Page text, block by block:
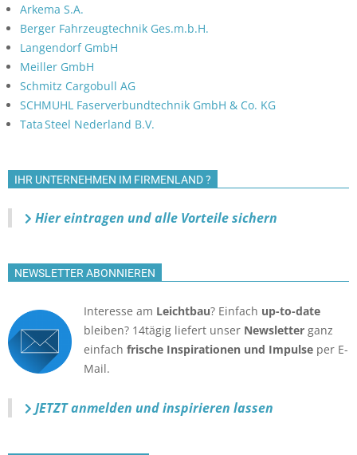
Arkema S.A.
Berger Fahrzeugtechnik Ges.m.b.H.
Langendorf GmbH
Meiller GmbH
Schmitz Cargobull AG
SCHMUHL Faserverbundtechnik GmbH & Co. KG
Tata Steel Nederland B.V.
IHR UNTERNEHMEN IM FIRMENLAND ?
Hier eintragen und alle Vorteile sichern
NEWSLETTER ABONNIEREN
Interesse am Leichtbau? Einfach up-to-date
bleiben? 14tägig liefert unser Newsletter ganz
einfach frische Inspirationen und Impulse per E-
Mail.
JETZT anmelden und inspirieren lassen